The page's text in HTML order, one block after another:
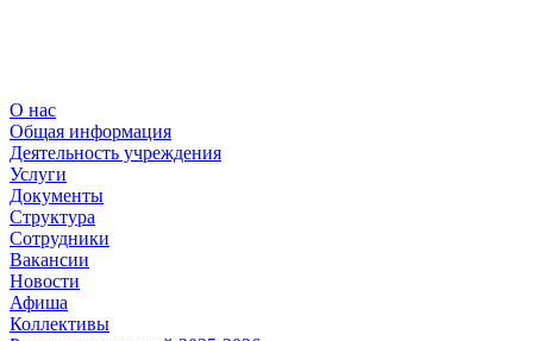
О нас
Общая информация
Деятельность учреждения
Услуги
Документы
Структура
Сотрудники
Вакансии
Новости
Афиша
Коллективы